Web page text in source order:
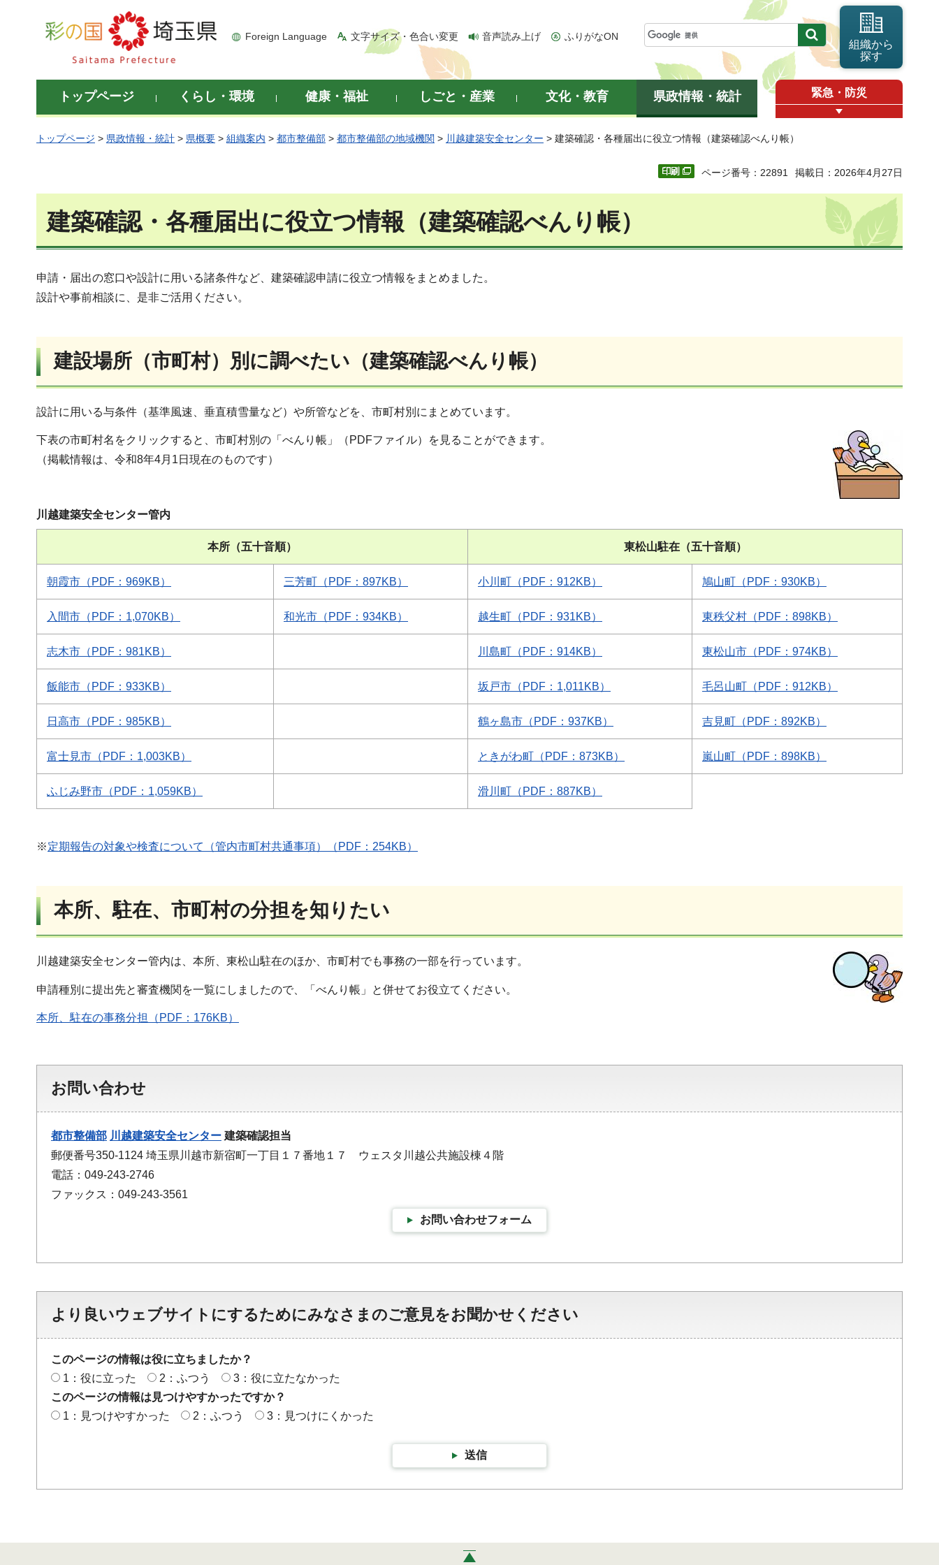
彩の国 埼玉県
Foreign Language 文字サイズ・色合い変更 音声読み上げ ふりがなON
組織から
探す
トップページ くらし・環境 健康・福祉 しごと・産業 文化・教育 県政情報・統計 緊急・防災
トップページ > 県政情報・統計 > 県概要 > 組織案内 > 都市整備部 > 都市整備部の地域機関 > 川越建築安全センター > 建築確認・各種届出に役立つ情報（建築確認べんり帳）
ページ番号：22891 掲載日：2026年4月27日
建築確認・各種届出に役立つ情報（建築確認べんり帳）
申請・届出の窓口や設計に用いる諸条件など、建築確認申請に役立つ情報をまとめました。
設計や事前相談に、是非ご活用ください。
建設場所（市町村）別に調べたい（建築確認べんり帳）
設計に用いる与条件（基準風速、垂直積雪量など）や所管などを、市町村別にまとめています。
下表の市町村名をクリックすると、市町村別の「べんり帳」（PDFファイル）を見ることができます。
（掲載情報は、令和8年4月1日現在のものです）
川越建築安全センター管内
本所（五十音順） 東松山駐在（五十音順）
朝霞市（PDF：969KB） 三芳町（PDF：897KB） 小川町（PDF：912KB） 鳩山町（PDF：930KB）
入間市（PDF：1,070KB） 和光市（PDF：934KB） 越生町（PDF：931KB） 東秩父村（PDF：898KB）
志木市（PDF：981KB） 川島町（PDF：914KB） 東松山市（PDF：974KB）
飯能市（PDF：933KB） 坂戸市（PDF：1,011KB） 毛呂山町（PDF：912KB）
日高市（PDF：985KB） 鶴ヶ島市（PDF：937KB） 吉見町（PDF：892KB）
富士見市（PDF：1,003KB） ときがわ町（PDF：873KB） 嵐山町（PDF：898KB）
ふじみ野市（PDF：1,059KB） 滑川町（PDF：887KB）
※定期報告の対象や検査について（管内市町村共通事項）（PDF：254KB）
本所、駐在、市町村の分担を知りたい
川越建築安全センター管内は、本所、東松山駐在のほか、市町村でも事務の一部を行っています。
申請種別に提出先と審査機関を一覧にしましたので、「べんり帳」と併せてお役立てください。
本所、駐在の事務分担（PDF：176KB）
お問い合わせ
都市整備部 川越建築安全センター 建築確認担当
郵便番号350-1124 埼玉県川越市新宿町一丁目１７番地１７ ウェスタ川越公共施設棟４階
電話：049-243-2746
ファックス：049-243-3561
お問い合わせフォーム
より良いウェブサイトにするためにみなさまのご意見をお聞かせください
このページの情報は役に立ちましたか？
1：役に立った
2：ふつう
3：役に立たなかった
このページの情報は見つけやすかったですか？
1：見つけやすかった
2：ふつう 3：見つけにくかった
送信